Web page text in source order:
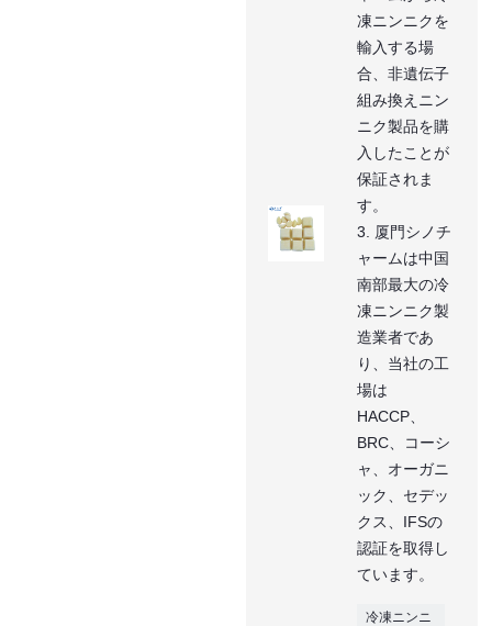
凍ニンニクを
輸入する場
合、非遺伝子
組み換えニン
ニク製品を購
入したことが
保証されま
す。
3. 厦門シノチ
ャームは中国
南部最大の冷
凍ニンニク製
造業者であ
り、当社の工
場は
HACCP、
BRC、コーシ
ャ、オーガニ
ック、セデッ
クス、IFSの
認証を取得し
ています。
冷凍ニンニ